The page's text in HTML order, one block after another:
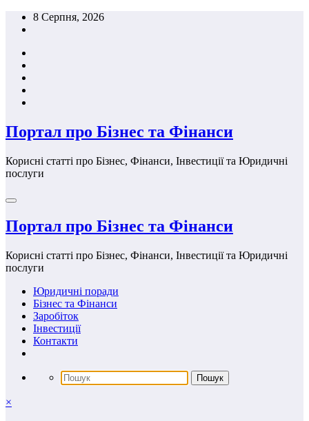
Перейти8 Серпня, 2026
Портал про Бізнес та Фінанси
Корисні статті про Бізнес, Фінанси, Інвестиції та Юридичні
послуги
Портал про Бізнес та Фінанси
Корисні статті про Бізнес, Фінанси, Інвестиції та Юридичні
послуги
Юридичні поради
Бізнес та Фінанси
Заробіток
Інвестиції
Контакти
×